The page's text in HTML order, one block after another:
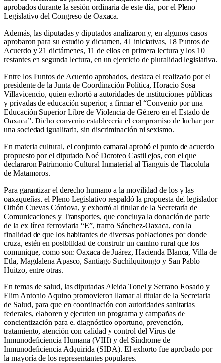
aprobados durante la sesión ordinaria de este día, por el Pleno
Legislativo del Congreso de Oaxaca.
Además, las diputadas y diputados analizaron y, en algunos casos
aprobaron para su estudio y dictamen, 41 iniciativas, 18 Puntos de
Acuerdo y 21 dictámenes, 11 de ellos en primera lectura y los 10
restantes en segunda lectura, en un ejercicio de pluralidad legislativa.
Entre los Puntos de Acuerdo aprobados, destaca el realizado por el
presidente de la Junta de Coordinación Política, Horacio Sosa
Villavicencio, quien exhortó a autoridades de instituciones públicas
y privadas de educación superior, a firmar el “Convenio por una
Educación Superior Libre de Violencia de Género en el Estado de
Oaxaca”. Dicho convenio establecería el compromiso de luchar por
una sociedad igualitaria, sin discriminación ni sexismo.
En materia cultural, el conjunto camaral aprobó el punto de acuerdo
propuesto por el diputado Noé Doroteo Castillejos, con el que
declararon Patrimonio Cultural Inmaterial al Tianguis de Tlacolula
de Matamoros.
Para garantizar el derecho humano a la movilidad de los y las
oaxaqueñas, el Pleno Legislativo respaldó la propuesta del legislador
Othón Cuevas Córdova, y exhortó al titular de la Secretaría de
Comunicaciones y Transportes, que concluya la donación de parte
de la ex línea ferroviaria “E”, tramo Sánchez-Oaxaca, con la
finalidad de que los habitantes de diversas poblaciones por donde
cruza, estén en posibilidad de construir un camino rural que los
comunique, como son: Oaxaca de Juárez, Hacienda Blanca, Villa de
Etla, Magdalena Apasco, Santiago Suchilquitongo y San Pablo
Huitzo, entre otras.
En temas de salud, las diputadas Aleida Tonelly Serrano Rosado y
Elim Antonio Aquino promovieron llamar al titular de la Secretaria
de Salud, para que en coordinación con autoridades sanitarias
federales, elaboren y ejecuten un programa y campañas de
concientización para el diagnóstico oportuno, prevención,
tratamiento, atención con calidad y control del Virus de
Inmunodeficiencia Humana (VIH) y del Síndrome de
Inmunodeficiencia Adquirida (SIDA). El exhorto fue aprobado por
la mayoría de los representantes populares.